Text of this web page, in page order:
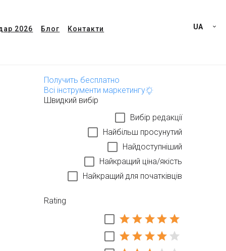
2026 Блог Контакти UA
Получить бесплатно
Всі інструменти маркетингу
Швидкий вибір
Вибір редакції
Найбільш просунутий
Найдоступніший
Найкращий ціна/якість
Найкращий для початківців
Rating